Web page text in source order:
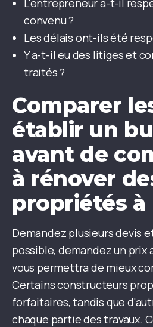
L'entrepreneur a-t-il
convenu ?
Les délais ont-ils été
Y a-t-il eu des litiges et
traités ?
Comparer
établir un
avant de
à rénover
propriétés à
Demandez plusieurs devis
possible, demandez un prix
vous permettra de mieux
Certains constructeurs
forfaitaires, tandis que
chaque partie des travaux.